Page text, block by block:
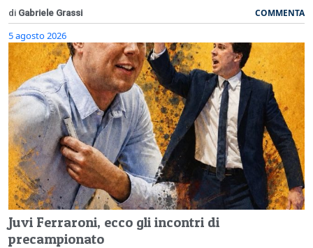
di Gabriele Grassi COMMENTA
5 agosto 2026
Juvi Ferraroni, ecco gli incontri di
precampionato